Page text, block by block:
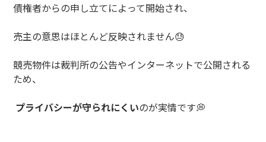
債権者からの申し立てによって開始され、
売主の意思はほとんど反映されません😓
競売物件は裁判所の公告やインターネットで公開される
ため、
プライバシーが守られにくいのが実情です💭